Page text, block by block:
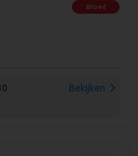
Bloed
Bekijken